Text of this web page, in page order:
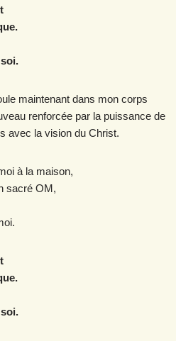
maintenant dans mon corps
renforcée par la puissance de
avec la vision du Christ.
à la maison,
sacré OM,